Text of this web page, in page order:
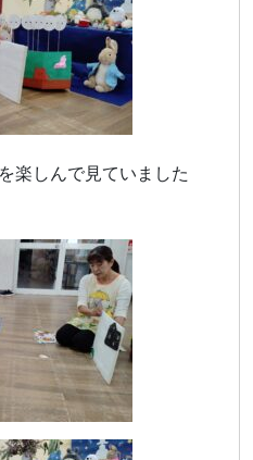
楽しんで見ていました